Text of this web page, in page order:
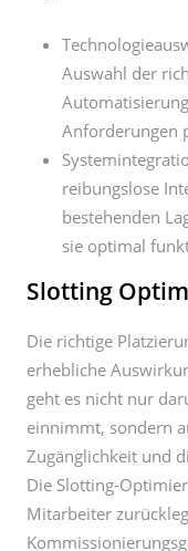
Auswahl der
Anforderungen
reibungslose
bestehenden
sie optimal
Slotting
Die richtige
erhebliche
geht es nicht nur
einnimmt, sondern
Zugänglichkeit und
Die Slotting-
Mitarbeiter